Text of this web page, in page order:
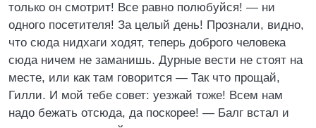
только он смотрит! Все равно полюбуйся! — ни
одного посетителя! За целый день! Прознали, видно,
что сюда нидхаги ходят, теперь доброго человека
сюда ничем не заманишь. Дурные вести не стоят на
месте, или как там говорится — Так что прощай,
Гилли. И мой тебе совет: уезжай тоже! Всем нам
надо бежать отсюда, да поскорее! — Балг встал и